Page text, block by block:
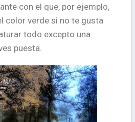
con el que, por ejemplo,
color verde si no te gusta
todo excepto una
puesta.